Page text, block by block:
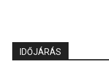
IDŐJÁRÁS